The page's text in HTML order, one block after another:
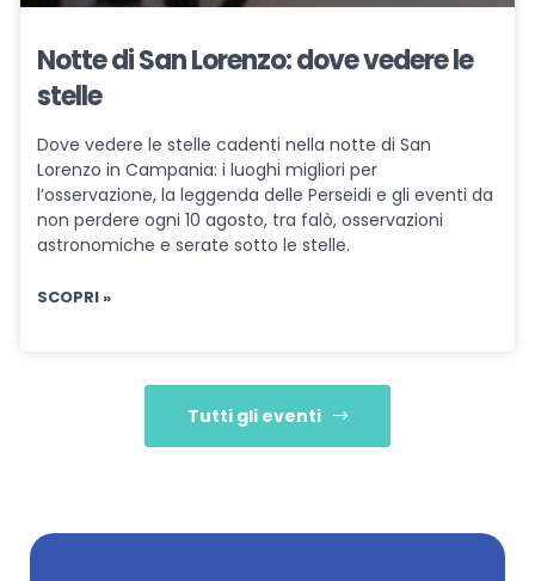
Notte di San Lorenzo: dove vedere le
stelle
Dove vedere le stelle cadenti nella notte di San
Lorenzo in Campania: i luoghi migliori per
l’osservazione, la leggenda delle Perseidi e gli eventi da
non perdere ogni 10 agosto, tra falò, osservazioni
astronomiche e serate sotto le stelle.
SCOPRI »
Tutti gli eventi